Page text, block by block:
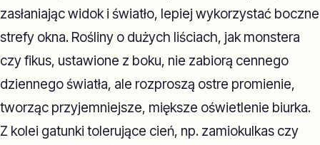
zasłaniając widok i światło, lepiej wykorzystać boczne
strefy okna. Rośliny o dużych liściach, jak monstera
czy fikus, ustawione z boku, nie zabiorą cennego
dziennego światła, ale rozproszą ostre promienie,
tworząc przyjemniejsze, miększe oświetlenie biurka.
Z kolei gatunki tolerujące cień, np. zamiokulkas czy